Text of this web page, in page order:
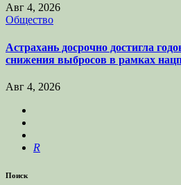
Авг 4, 2026
Общество
Астрахань досрочно достигла
снижения выбросов в рамках
Авг 4, 2026
R
Поиск